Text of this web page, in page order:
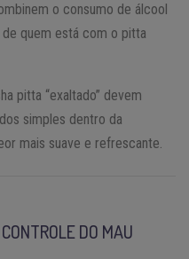
o consumo de álcool
quem está com o pitta
pitta “exaltado” devem
simples dentro da
mais suave e refrescante.
DO MAU